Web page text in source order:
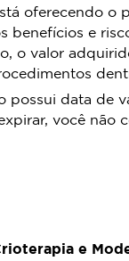
oferecendo o
benefícios e
o valor
possui data de
você não
e